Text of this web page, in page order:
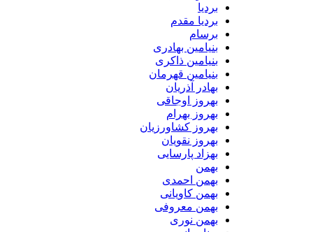
بردیا
بردیا مقدم
برسام
بنیامین بهادری
بنیامین ذاکری
بنیامین قهرمان
بهادر آذریان
بهروز اوجاقی
بهروز بهرام
بهروز کشاورزیان
بهروز نقویان
بهزاد پارسایی
بهمن
بهمن احمدی
بهمن کاویانی
بهمن معروفی
بهمن نوری